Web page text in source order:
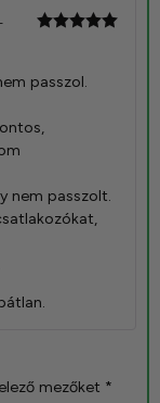
passzol.
nem passzolt.
mezőket *